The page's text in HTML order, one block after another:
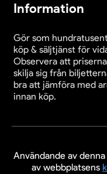
Information
Gör som
köp & säljtjänst för
Observera att
skilja sig från
bra att jämföra med
innan köp.
Användande av
av webbplatsens